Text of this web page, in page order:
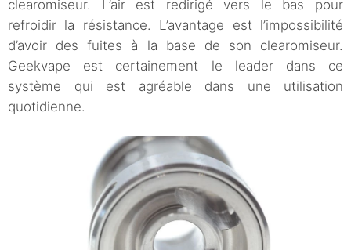
clearomiseur. L’air est redirigé vers le bas pour
refroidir la résistance. L’avantage est l’impossibilité
d’avoir des fuites à la base de son clearomiseur.
Geekvape est certainement le leader dans ce
système qui est agréable dans une utilisation
quotidienne.